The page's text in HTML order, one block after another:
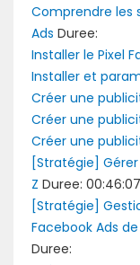
Comprendre les
Ads Duree:
Installer le Pixel
Installer et
Créer une
Créer une
Créer une
[Stratégie]
Z Duree: 00:46:07
[Stratégie]
Facebook Ads
Duree: